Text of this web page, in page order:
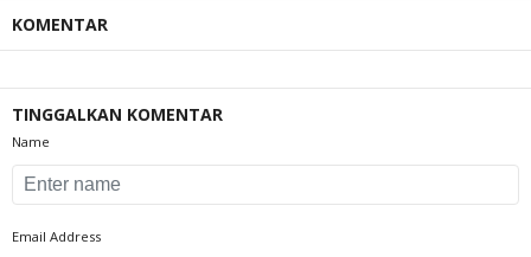
KOMENTAR
TINGGALKAN KOMENTAR
Name
Email Address